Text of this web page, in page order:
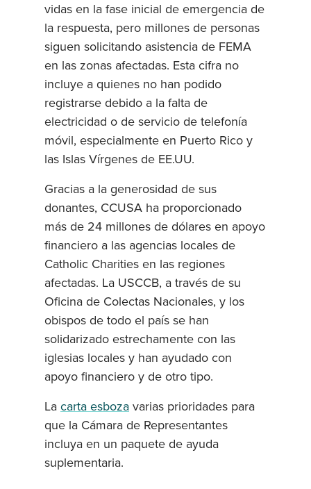
vidas en la fase inicial de emergencia de
la respuesta, pero millones de personas
siguen solicitando asistencia de FEMA
en las zonas afectadas. Esta cifra no
incluye a quienes no han podido
registrarse debido a la falta de
electricidad o de servicio de telefonía
móvil, especialmente en Puerto Rico y
las Islas Vírgenes de EE.UU.
Gracias a la generosidad de sus
donantes, CCUSA ha proporcionado
más de 24 millones de dólares en apoyo
financiero a las agencias locales de
Catholic Charities en las regiones
afectadas. La USCCB, a través de su
Oficina de Colectas Nacionales, y los
obispos de todo el país se han
solidarizado estrechamente con las
iglesias locales y han ayudado con
apoyo financiero y de otro tipo.
La carta esboza varias prioridades para
que la Cámara de Representantes
incluya en un paquete de ayuda
suplementaria.